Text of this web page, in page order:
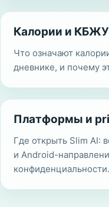
Калории и КБЖУ
Что означают
дневнике, и почему
Платформы и
Где открыть Slim AI:
и Android-
конфиденциальности.